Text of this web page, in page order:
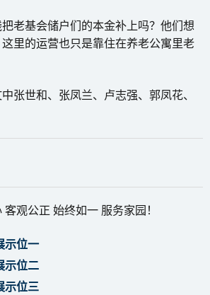
老基会储户们的本金补上吗？他们想
里的运营也只是靠住在养老公寓里老
张世和、张凤兰、卢志强、郭凤花、
观公正 始终如一 服务家园！
示位一
示位二
示位三